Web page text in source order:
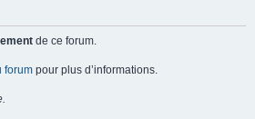
de ce forum.
forum pour plus d’informations.